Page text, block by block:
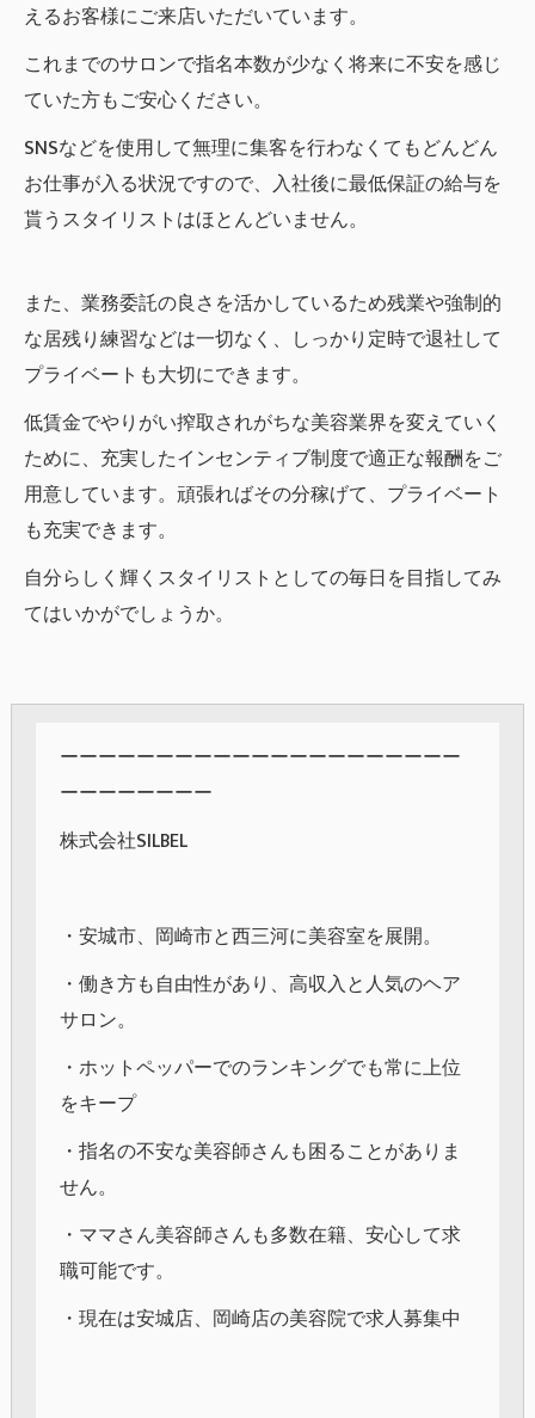
えるお客様にご来店いただいています。
これまでのサロンで指名本数が少なく将来に不安を感じ
ていた方もご安心ください。
SNSなどを使用して無理に集客を行わなくてもどんどん
お仕事が入る状況ですので、入社後に最低保証の給与を
貰うスタイリストはほとんどいません。
また、業務委託の良さを活かしているため残業や強制的
な居残り練習などは一切なく、しっかり定時で退社して
プライベートも大切にできます。
低賃金でやりがい搾取されがちな美容業界を変えていく
ために、充実したインセンティブ制度で適正な報酬をご
用意しています。頑張ればその分稼げて、プライベート
も充実できます。
自分らしく輝くスタイリストとしての毎日を目指してみ
てはいかがでしょうか。
ーーーーーーーーーーーーーーーーーーーーー
ーーーーーーーー
株式会社SILBEL
・安城市、岡崎市と西三河に美容室を展開。
・働き方も自由性があり、高収入と人気のヘア
サロン。
・ホットペッパーでのランキングでも常に上位
をキープ
・指名の不安な美容師さんも困ることがありま
せん。
・ママさん美容師さんも多数在籍、安心して求
職可能です。
・現在は安城店、岡崎店の美容院で求人募集中